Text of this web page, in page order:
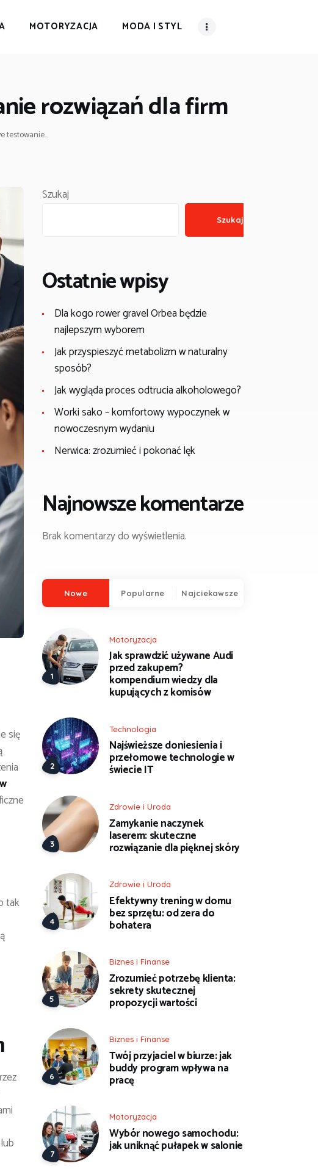
MOTORYZACJA MODA I STYL
rozwiązań dla firm
testowanie...
się
tak
Szukaj
Szukaj
Ostatnie wpisy
Dla kogo rower gravel Orbea będzie
najlepszym wyborem
Jak przyspieszyć metabolizm w naturalny
sposób?
Jak wygląda proces odtrucia alkoholowego?
Worki sako – komfortowy wypoczynek w
nowoczesnym wydaniu
Nerwica: zrozumieć i pokonać lęk
Najnowsze komentarze
Brak komentarzy do wyświetlenia.
Nowe Popularne Najciekawsze
Motoryzacja
Jak sprawdzić używane Audi
przed zakupem?
kompendium wiedzy dla
kupujących z komisów
Technologia
Najświeższe doniesienia i
przełomowe technologie w
świecie IT
Zdrowie i Uroda
Zamykanie naczynek
laserem: skuteczne
rozwiązanie dla pięknej skóry
Zdrowie i Uroda
Efektywny trening w domu
bez sprzętu: od zera do
bohatera
Biznes i Finanse
Zrozumieć potrzebę klienta:
sekrety skutecznej
propozycji wartości
Biznes i Finanse
Twój przyjaciel w biurze: jak
buddy program wpływa na
pracę
Motoryzacja
Wybór nowego samochodu:
jak uniknąć pułapek w salonie